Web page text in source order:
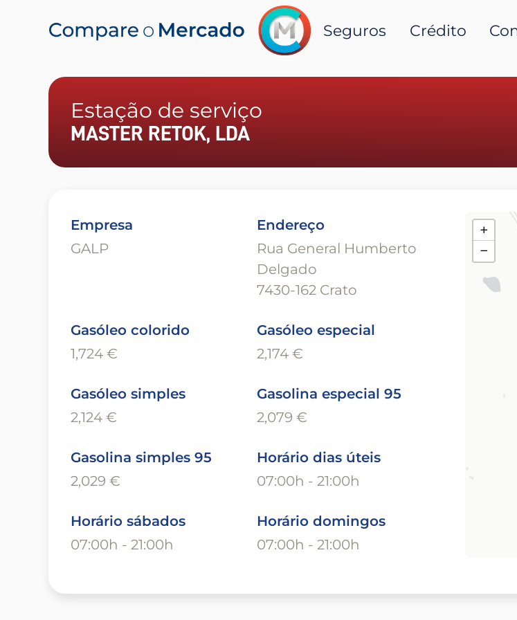
Seguros Crédito
Estação de serviço
MASTER RETOK, LDA
Empresa
GALP
Endereço
Rua General Humberto
Delgado
7430-162 Crato
Gasóleo colorido
1,724 €
Gasóleo especial
2,174 €
Gasóleo simples
2,124 €
Gasolina especial 95
2,079 €
Gasolina simples 95
2,029 €
Horário dias úteis
07:00h - 21:00h
Horário sábados
07:00h - 21:00h
Horário domingos
07:00h - 21:00h
+
−